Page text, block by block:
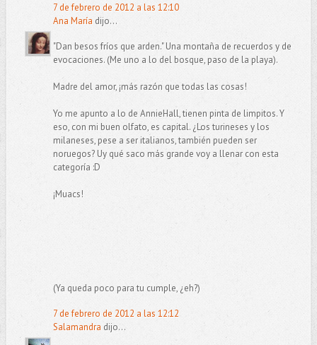
7 de febrero de 2012 a las 12:10
Ana María dijo...
"Dan besos fríos que arden." Una montaña de recuerdos y de
evocaciones. (Me uno a lo del bosque, paso de la playa).
Madre del amor, ¡más razón que todas las cosas!
Yo me apunto a lo de AnnieHall, tienen pinta de limpitos. Y
eso, con mi buen olfato, es capital. ¿Los turineses y los
milaneses, pese a ser italianos, también pueden ser
noruegos? Uy qué saco más grande voy a llenar con esta
categoría :D
¡Muacs!
(Ya queda poco para tu cumple, ¿eh?)
7 de febrero de 2012 a las 12:12
Salamandra dijo...